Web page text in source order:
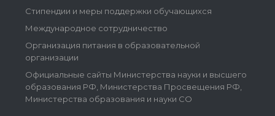
Стипендии и меры поддержки обучающихся
Международное сотрудничество
Организация питания в образовательной
организации
Официальные сайты Министерства науки и высшего
образования РФ, Министерства Просвещения РФ,
Министерства образования и науки СО